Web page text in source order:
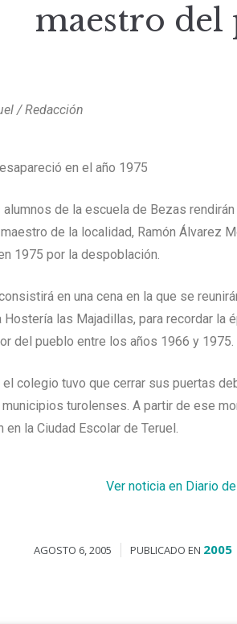
maestro del
/ Redacción
en el año 1975
de la escuela de Bezas
de la localidad, Ramón Álvarez
1975 por la despoblación.
en una cena en la que se
Hostería las Majadillas, para recordar la
del pueblo entre los años 1966 y 1975.
el colegio tuvo que cerrar sus puertas
turolenses. A partir de ese
en la Ciudad Escolar de Teruel.
Ver noticia en Diario
AGOSTO 6, 2005 PUBLICADO EN 2005